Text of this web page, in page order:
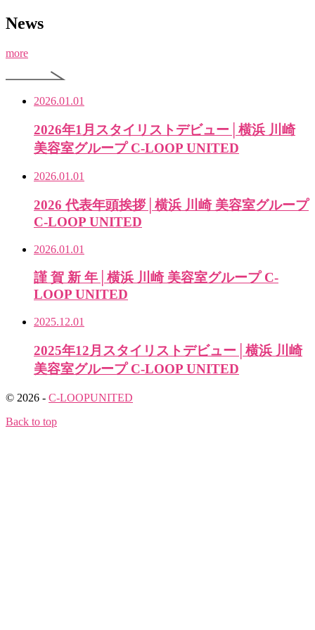
News
more
2026.01.01
2026年1月スタイリストデビュー│横浜 川崎
美容室グループ C-LOOP UNITED
2026.01.01
2026 代表年頭挨拶│横浜 川崎 美容室グループ
C-LOOP UNITED
2026.01.01
謹 賀 新 年│横浜 川崎 美容室グループ C-
LOOP UNITED
2025.12.01
2025年12月スタイリストデビュー│横浜 川崎
美容室グループ C-LOOP UNITED
© 2026 - C-LOOPUNITED
Back to top